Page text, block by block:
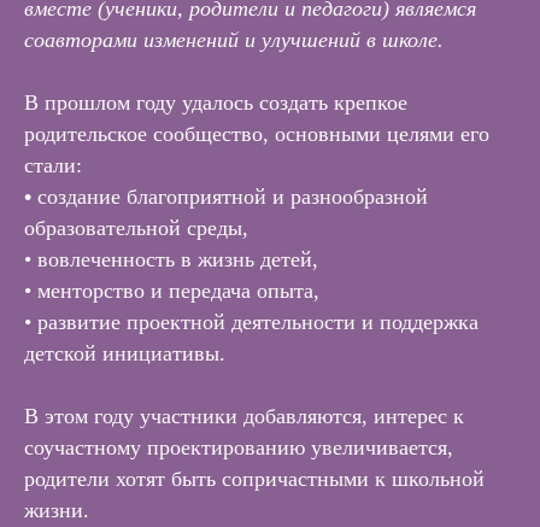
вместе (ученики, родители и педагоги) являемся
соавторами изменений и улучшений в школе.
В прошлом году удалось создать крепкое
родительское сообщество, основными целями его
стали:
• создание благоприятной и разнообразной
образовательной среды,
• вовлеченность в жизнь детей,
• менторство и передача опыта,
• развитие проектной деятельности и поддержка
детской инициативы.
В этом году участники добавляются, интерес к
соучастному проектированию увеличивается,
родители хотят быть сопричастными к школьной
жизни.